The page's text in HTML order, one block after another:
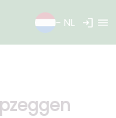
- NL login menu